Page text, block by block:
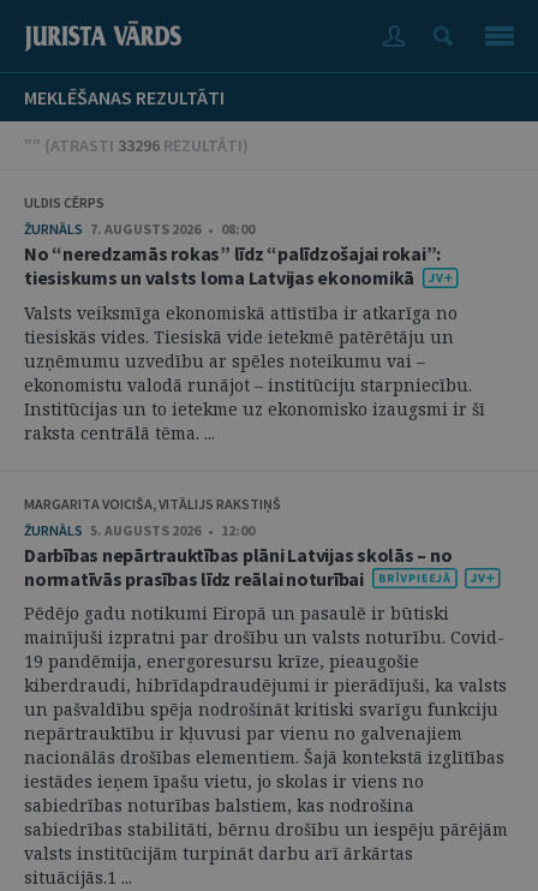
MEKLĒŠANAS REZULTĀTI
"" (ATRASTI 33296 REZULTĀTI)
ULDIS CĒRPS
ŽURNĀLS 7. AUGUSTS 2026 • 08:00
No “neredzamās rokas” līdz “palīdzošajai rokai”:
tiesiskums un valsts loma Latvijas ekonomikā
Valsts veiksmīga ekonomiskā attīstība ir atkarīga no
tiesiskās vides. Tiesiskā vide ietekmē patērētāju un
uzņēmumu uzvedību ar spēles noteikumu vai –
ekonomistu valodā runājot – institūciju starpniecību.
Institūcijas un to ietekme uz ekonomisko izaugsmi ir šī
raksta centrālā tēma. ...
MARGARITA VOICIŠA, VITĀLIJS RAKSTIŅŠ
ŽURNĀLS 5. AUGUSTS 2026 • 12:00
Darbības nepārtrauktības plāni Latvijas skolās – no
normatīvās prasības līdz reālai noturībai
Pēdējo gadu notikumi Eiropā un pasaulē ir būtiski
mainījuši izpratni par drošību un valsts noturību. Covid-
19 pandēmija, energoresursu krīze, pieaugošie
kiberdraudi, hibrīdapdraudējumi ir pierādījuši, ka valsts
un pašvaldību spēja nodrošināt kritiski svarīgu funkciju
nepārtrauktību ir kļuvusi par vienu no galvenajiem
nacionālās drošības elementiem. Šajā kontekstā izglītības
iestādes ieņem īpašu vietu, jo skolas ir viens no
sabiedrības noturības balstiem, kas nodrošina
sabiedrības stabilitāti, bērnu drošību un iespēju pārējām
valsts institūcijām turpināt darbu arī ārkārtas
situācijās.1 ...